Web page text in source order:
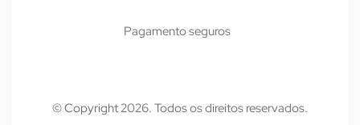
© Copyright 2026. Todos os direitos reservados.
Pagamento seguros